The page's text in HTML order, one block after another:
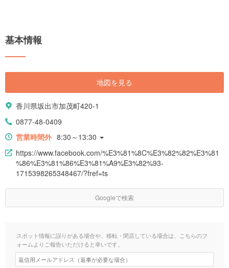
基本情報
地図を見る
香川県坂出市加茂町420-1
0877-48-0409
営業時間外 8:30～13:30
https://www.facebook.com/%E3%81%8C%E3%82%82%E3%81
%86%E3%81%86%E3%81%A9%E3%82%93-
1715398265348467/?fref=ts
Googleで検索
スポット情報に誤りがある場合や、移転・閉店している場合は、こちらのフ
ォームよりご報告いただけると幸いです。